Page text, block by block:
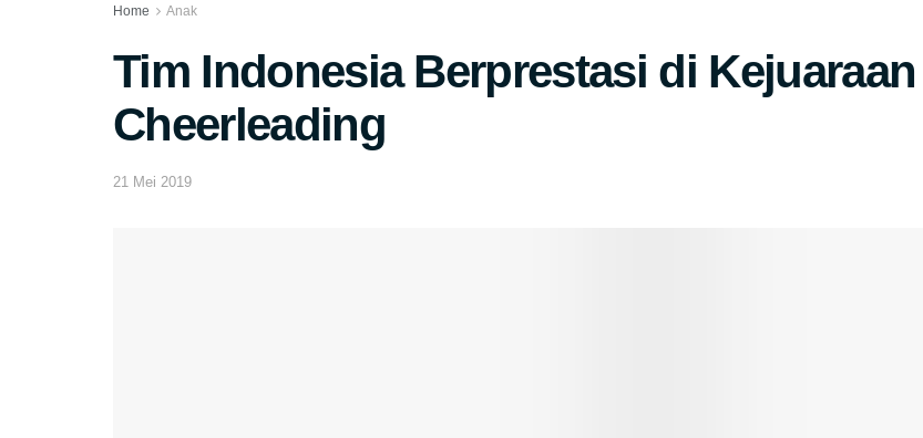
Home Anak
Tim Indonesia Berprestasi di Kejuaraan
Cheerleading
21 Mei 2019